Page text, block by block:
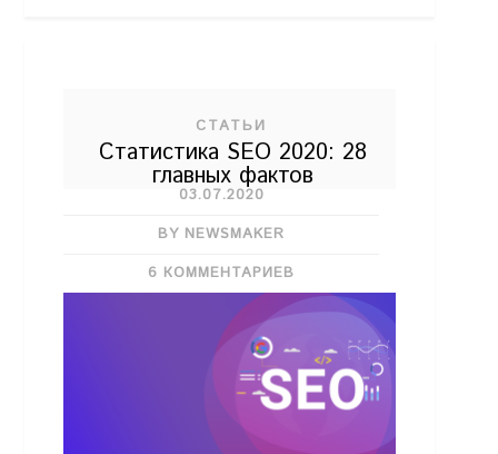
СТАТЬИ
Статистика SEO 2020: 28
главных фактов
03.07.2020
BY NEWSMAKER
6 КОММЕНТАРИЕВ